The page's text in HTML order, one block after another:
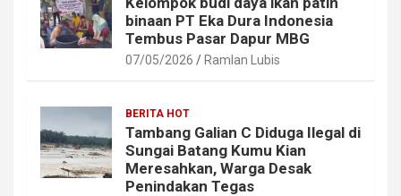
binaan PT Eka Dura Indonesia
Tembus Pasar Dapur MBG
07/05/2026 Ramlan Lubis
BERITA HOT
Tambang Galian C Diduga Ilegal di
Sungai Batang Kumu Kian
Meresahkan, Warga Desak
Penindakan Tegas